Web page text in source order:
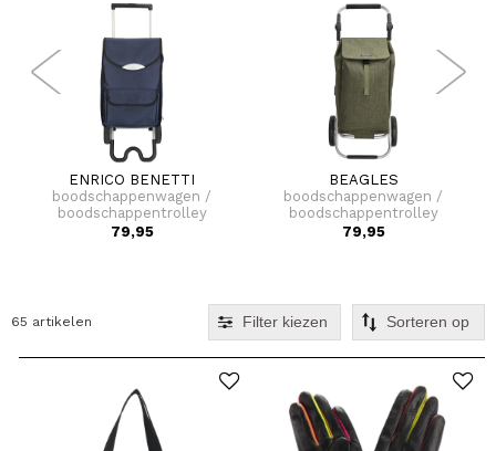
ENRICO BENETTI
boodschappenwagen /
boodschappentrolley
inklapbaar tokyo
79,95
BEAGLES
boodschappenwagen /
boodschappentrolley
met koelvak beagles
79,95
65 artikelen Filter kiezen